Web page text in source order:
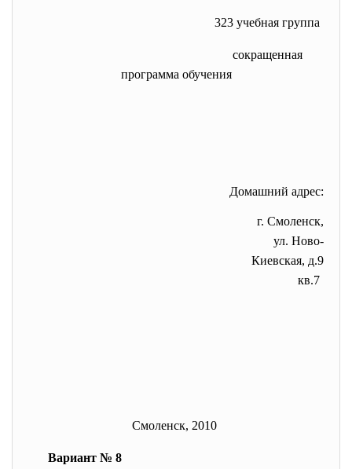
323 учебная группа
сокращенная
программа обучения
Домашний адрес:
г. Смоленск,
ул. Ново-
Киевская, д.9
кв.7
Смоленск, 2010
Вариант № 8